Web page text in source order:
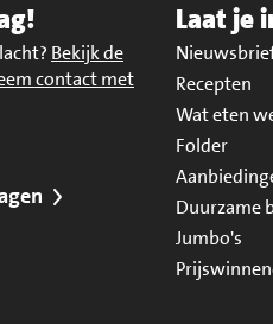
Bekijk de
contact met
Laat je
Recepten
Wat eten
Folder
Duurzame
Jumbo's